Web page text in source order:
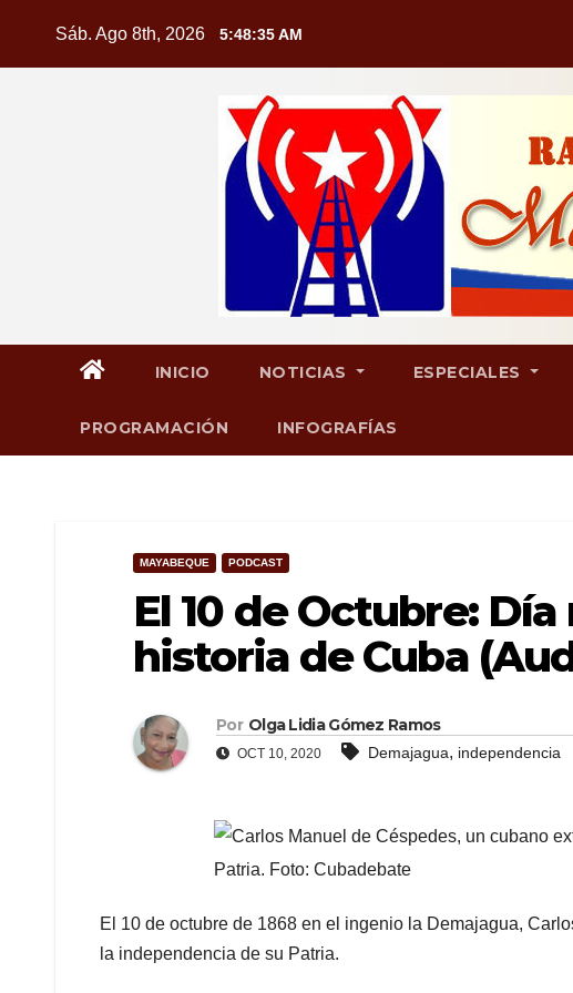
Sáb. Ago 8th, 2026 5:48:36 AM
INICIO NOTICIAS ESPECIALES
PROGRAMACIÓN INFOGRAFÍAS
MAYABEQUE PODCAST
El 10 de Octubre:
historia de Cuba
Por Olga Lidia Gómez Ramos
OCT 10, 2020 Demajagua, independencia
El 10 de octubre de 1868 en el ingenio la Demajagua,
la independencia de su Patria.